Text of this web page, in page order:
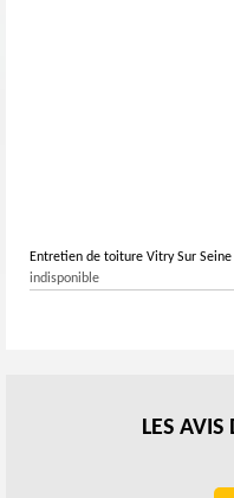
Entretien de toiture Vitry Sur Seine
indisponible
LES AVIS